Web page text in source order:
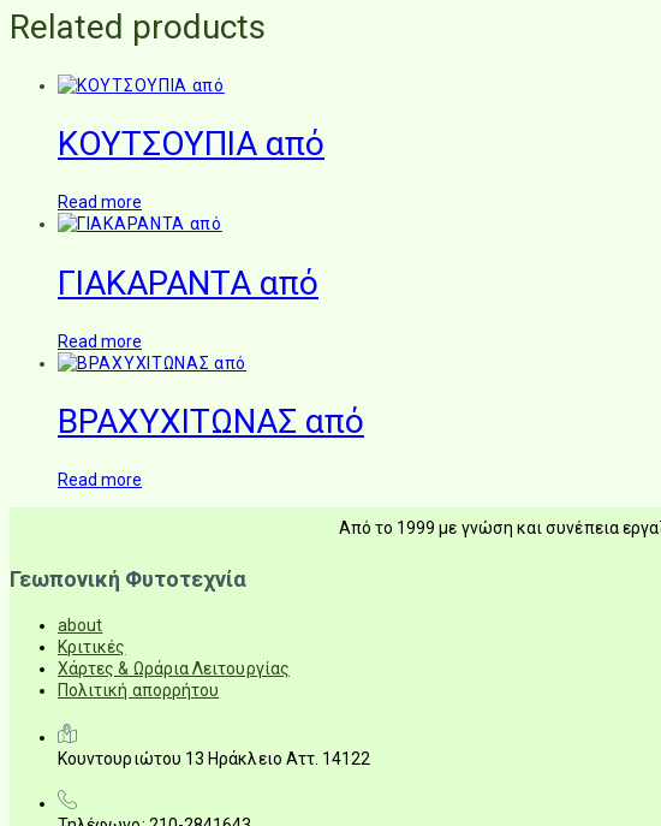
Related products
ΚΟΥΤΣΟΥΠΙΑ από
Read more
ΓΙΑΚΑΡΑΝΤΑ από
Read more
ΒΡΑΧΥΧΙΤΩΝΑΣ από
Read more
Από το 1999 με γνώση και συνέπεια
Γεωπονική Φυτοτεχνία
about
Κριτικές
Χάρτες & Ωράρια Λειτουργίας
Πολιτική απορρήτου
Κουντουριώτου 13 Ηράκλειο Αττ. 14122